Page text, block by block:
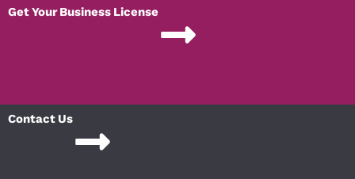
Get Your Business License
Contact Us